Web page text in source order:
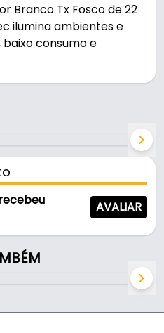
Branco Tx Fosco de 22
ilumina ambientes e
consumo e
tx, é resistente
Cm)
/ MDP
AVALIAR